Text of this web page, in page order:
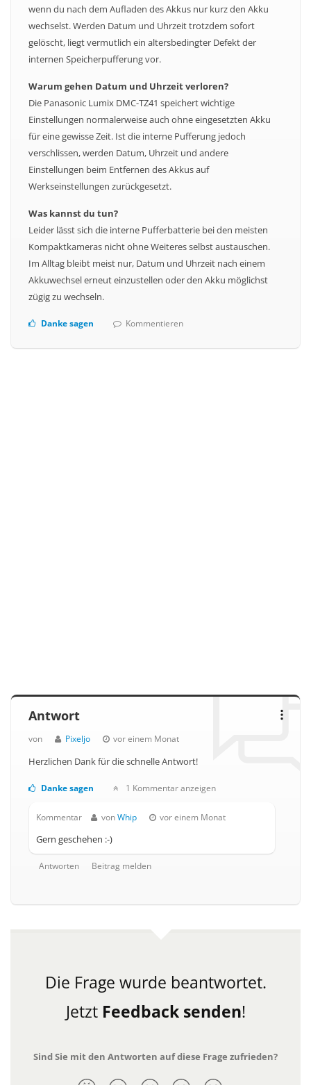
wenn du nach dem Aufladen des Akkus nur kurz den Akku
wechselst. Werden Datum und Uhrzeit trotzdem sofort
gelöscht, liegt vermutlich ein altersbedingter Defekt der
internen Speicherpufferung vor.
Warum gehen Datum und Uhrzeit verloren?
Die Panasonic Lumix DMC-TZ41 speichert wichtige
Einstellungen normalerweise auch ohne eingesetzten Akku
für eine gewisse Zeit. Ist die interne Pufferung jedoch
verschlissen, werden Datum, Uhrzeit und andere
Einstellungen beim Entfernen des Akkus auf
Werkseinstellungen zurückgesetzt.
Was kannst du tun?
Leider lässt sich die interne Pufferbatterie bei den meisten
Kompaktkameras nicht ohne Weiteres selbst austauschen.
Im Alltag bleibt meist nur, Datum und Uhrzeit nach einem
Akkuwechsel erneut einzustellen oder den Akku möglichst
zügig zu wechseln.
Danke sagen Kommentieren
Antwort
von Pixeljo vor einem Monat
Herzlichen Dank für die schnelle Antwort!
Danke sagen 1 Kommentar anzeigen
Kommentar vonWhip vor einem Monat
Gern geschehen :-)
Antworten Beitrag melden
Die Frage wurde beantwortet.
Jetzt Feedback senden!
Sind Sie mit den Antworten auf diese Frage zufrieden?